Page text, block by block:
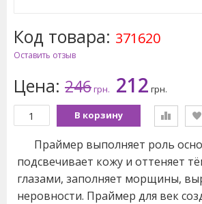
Код товара: 371620
Оставить отзыв
Цена: 246грн. 212 грн.
В корзину
Праймер выполняет роль
подсвечивает кожу и оттеняет
глазами, заполняет морщины,
неровности. Праймер для век